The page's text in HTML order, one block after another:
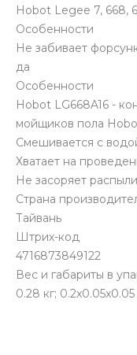
Hobot Legee 7, 668,
Особенности
Не забивает
да
Особенности
Hobot LG668A16 -
мойщиков пола
Смешивается с
Хватает на
Не засоряет
Страна
Тайвань
Штрих-код
4716873849122
Вес и габариты в
0.28 кг;